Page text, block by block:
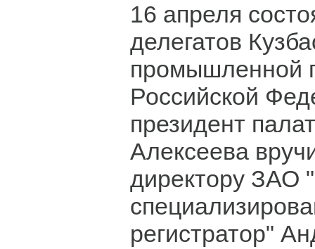
16 апреля
делегатов
промышленной
Российской
президент
Алексеева
директору ЗАО
регистратор"